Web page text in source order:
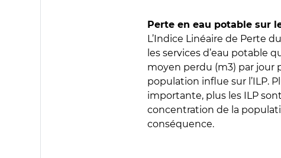
Perte en eau potable sur
L’Indice Linéaire de Perte
les services d’eau potable
moyen perdu (m3) par jour
population influe sur l’ILP.
importante, plus les ILP
concentration de la
conséquence.